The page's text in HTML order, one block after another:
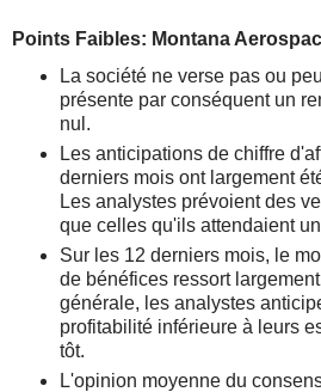
Points Faibles: Montana
La société ne verse pas ou
présente par conséquent un
nul.
Les anticipations de chiffre
derniers mois ont largement
Les analystes prévoient des
que celles qu'ils attendaient
Sur les 12 derniers mois, le
de bénéfices ressort
générale, les analystes
profitabilité inférieure à leurs
tôt.
L'opinion moyenne du